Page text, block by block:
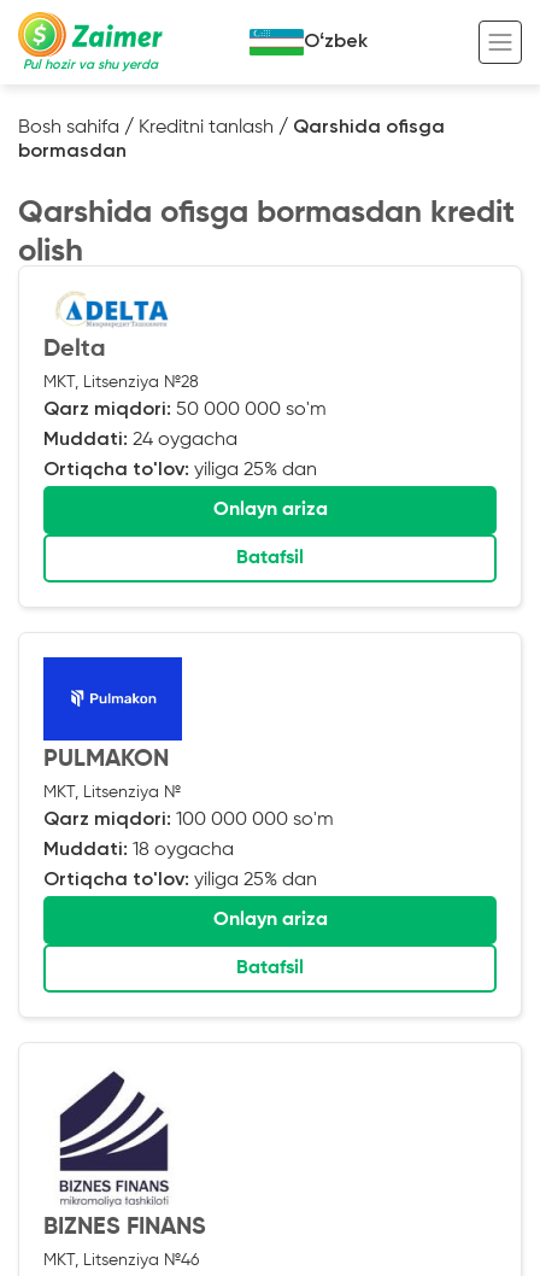
Pul hozir va shu yerda
Avto garov evaziga kredit
Ko’chmas mulk garov evaziga kredit
Maxsus texnika garov evaziga kredit
Kredit onlayn
Tadbirkorlar uchun onlayn kredit
O‘zini o‘zi band qilganlar uchun onlayn
kredit
Foydali
Kreditingizning hayotiy tsikli
Kalkulyator
Oʻzbek
Bosh sahifa / Kreditni tanlash / Qarshida ofisga
bormasdan
Qarshida ofisga bormasdan kredit
olish
Delta
MKT, Litsenziya №28
Qarz miqdori: 50 000 000 so'm
Muddati: 24 oygacha
Ortiqcha to'lov: yiliga 25% dan
Onlayn ariza
Batafsil
PULMAKON
MKT, Litsenziya №
Qarz miqdori: 100 000 000 so'm
Muddati: 18 oygacha
Ortiqcha to'lov: yiliga 25% dan
Onlayn ariza
Batafsil
BIZNES FINANS
MKT, Litsenziya №46